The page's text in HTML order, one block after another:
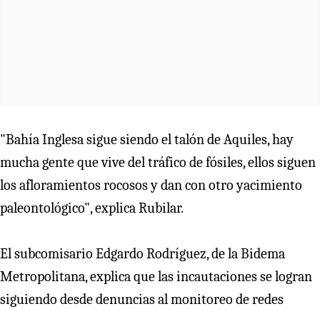
"Bahía Inglesa sigue siendo el talón de Aquiles, hay
mucha gente que vive del tráfico de fósiles, ellos siguen
los afloramientos rocosos y dan con otro yacimiento
paleontológico", explica Rubilar.
El subcomisario Edgardo Rodríguez, de la Bidema
Metropolitana, explica que las incautaciones se logran
siguiendo desde denuncias al monitoreo de redes